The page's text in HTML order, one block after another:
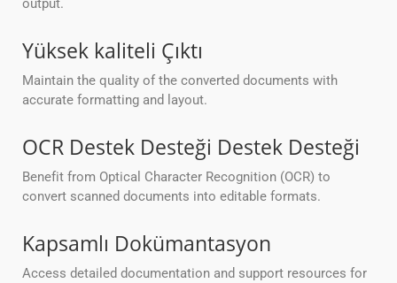
output.
Yüksek kaliteli Çıktı
Maintain the quality of the converted documents with
accurate formatting and layout.
OCR Destek Desteği Destek Desteği
Benefit from Optical Character Recognition (OCR) to
convert scanned documents into editable formats.
Kapsamlı Dokümantasyon
Access detailed documentation and support resources for